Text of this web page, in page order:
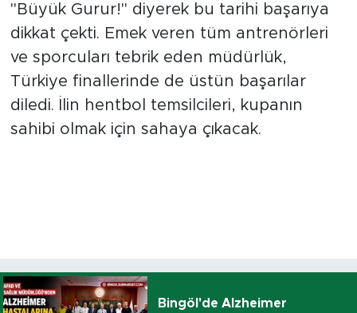
"Büyük Gurur!" diyerek bu tarihi başarıya
dikkat çekti. Emek veren tüm antrenörleri
ve sporcuları tebrik eden müdürlük,
Türkiye finallerinde de üstün başarılar
diledi. İlin hentbol temsilcileri, kupanın
sahibi olmak için sahaya çıkacak.
Bingöl'de Alzheimer